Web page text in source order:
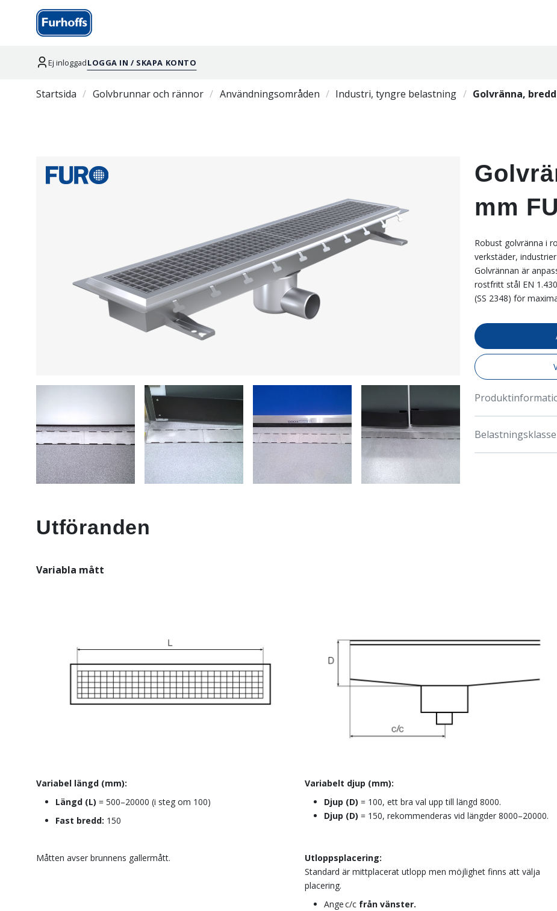
Ej inloggadLOGGA IN / SKAPA KONTO
Startsida Golvbrunnar och rännor Användningsområden Industri, tyngre belastning Golvränna, bredd
mm
Robust golvränna i
verkstäder,
Golvrännan är
rostfritt stål EN
(SS 2348) för
Utföranden
Variabla mått
Variabel längd (mm):
Längd (L) = 500–20000 (i steg om 100)
Fast bredd: 150
Måtten avser brunnens gallermått.
Variabelt djup (mm):
Djup (D) = 100, ett bra val upp till längd 8000.
Djup (D) = 150, rekommenderas vid längder 8000–20000.
Utloppsplacering:
Standard är mittplacerat utlopp men möjlighet finns att välja
placering.
Ange c/c från vänster.